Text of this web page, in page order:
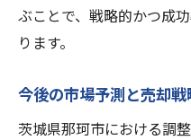
ぶことで、戦略的かつ成
ります。
今後の市場予測と売却
茨城県那珂市における調